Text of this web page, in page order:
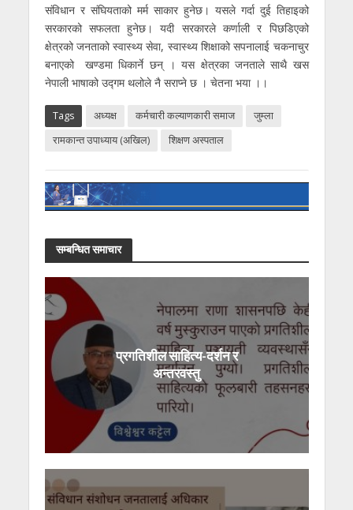
संविधान र संघियताको मर्म साकार हुनेछ। यसले गर्दा दुई तिहाइको
सरकारको सफलता हुनेछ। यदी सरकारले कर्णाली र पिछडिएको
क्षेत्रको जनताको स्वास्थ्य सेवा, स्वास्थ्य शिक्षाको सपनालाई चकनाचुर
बनाएको खण्डमा धिकार्ने छन् । यस क्षेत्रका जनताले साथै खस
नेपाली भाषाको उद्गम थलोले नै सराप्ने छ । चेतना भया ।।
Tags अध्यक्ष कर्मचारी कल्याणकारी समाज
जुम्ला
रामकान्त उपाध्याय (अखिल)
शिक्षण अस्पताल
सम्बन्धित समाचार
प्रगतिशील साहित्य-दर्शन र
अन्तरवस्तु